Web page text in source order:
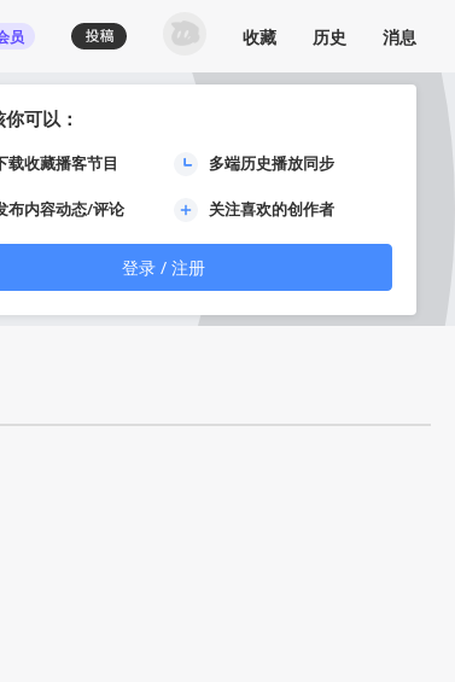
员
可以：
载收藏播客节目 多端历史播放同步
布内容动态/评论 关注喜欢的创作者
登录 / 注册
收藏 历史 消息
设计